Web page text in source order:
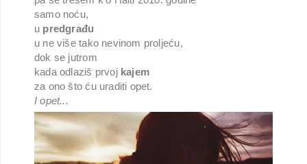
samo noću,
u predgrađu
u ne više tako nevinom proljeću,
dok se jutrom
kada odlaziš prvoj kajem
za ono što ću uraditi opet.
I opet...